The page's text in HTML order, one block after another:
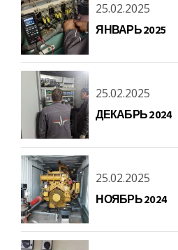
25.02.2025
ЯНВАРЬ 2025
25.02.2025
ДЕКАБРЬ 2024
25.02.2025
НОЯБРЬ 2024